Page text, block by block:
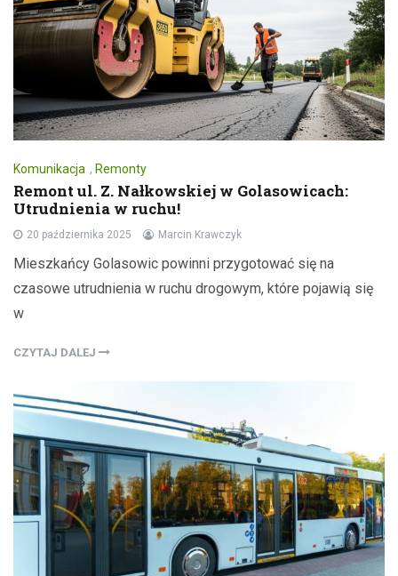
Komunikacja , Remonty
Remont ul. Z. Nałkowskiej w Golasowicach:
Utrudnienia w ruchu!
20 października 2025 Marcin Krawczyk
Mieszkańcy Golasowic powinni przygotować się na
czasowe utrudnienia w ruchu drogowym, które pojawią się
w
CZYTAJ DALEJ